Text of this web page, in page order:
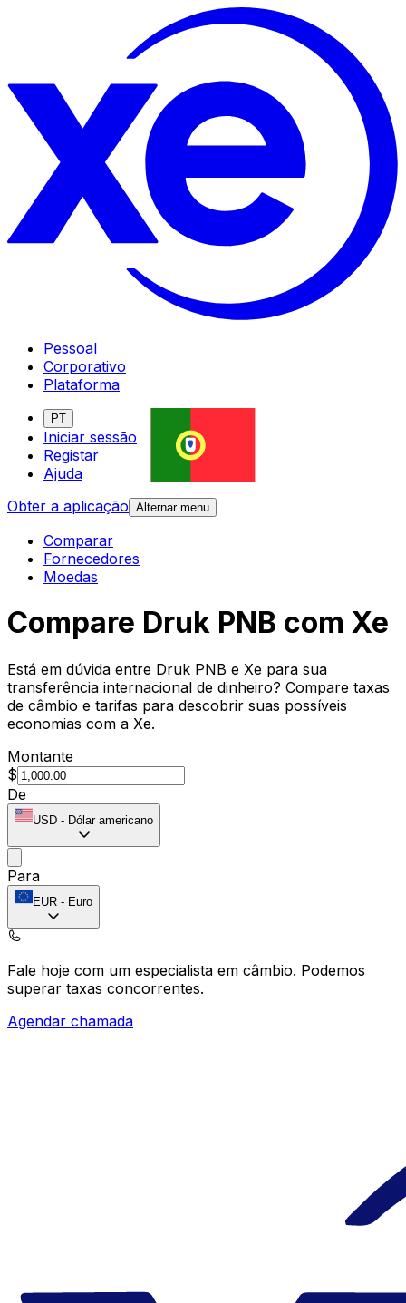
Pessoal
Corporativo
Plataforma
PT
Iniciar sessão
Registar
Ajuda
Obter a aplicação Alternar menu
Comparar
Fornecedores
Moedas
Compare Druk PNB com Xe
Está em dúvida entre Druk PNB e Xe para sua
transferência internacional de dinheiro? Compare taxas
de câmbio e tarifas para descobrir suas possíveis
economias com a Xe.
Montante
$
De
USD - Dólar americano
Para
EUR - Euro
Fale hoje com um especialista em câmbio. Podemos
superar taxas concorrentes.
Agendar chamada